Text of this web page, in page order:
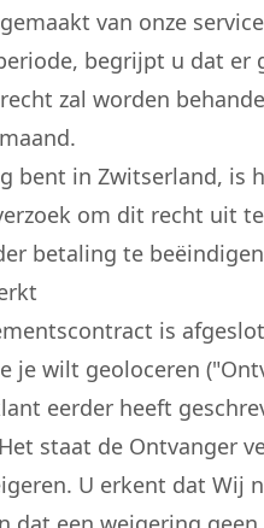
van onze
begrijpt u dat
zal worden
bent in Zwitserland, is
om dit recht uit
betaling te
is
je wilt geoloceren
eerder heeft
staat de Ontvanger
U erkent dat Wij